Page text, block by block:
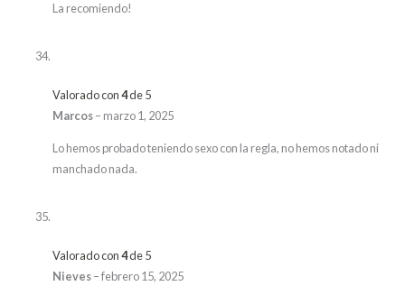
La recomiendo!
Valorado con4de 5
Marcos– marzo 1, 2025
Lo hemos probado teniendo sexo con la regla, no hemos notado ni
manchado nada.
Valorado con4de 5
Nieves– febrero 15, 2025